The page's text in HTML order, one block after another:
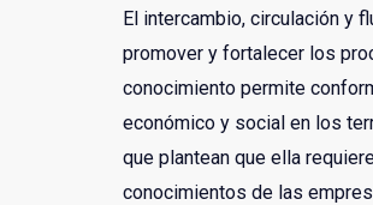
El intercambio, circulación y
promover y fortalecer los
conocimiento permite
económico y social en los
que plantean que ella
conocimientos de las